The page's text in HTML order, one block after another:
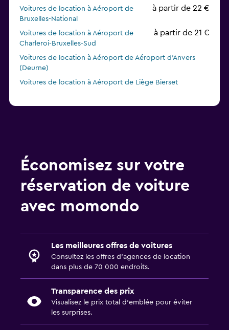
Voitures de location à Aéroport de
Bruxelles-National
à partir de 22 €
Voitures de location à Aéroport de
Charleroi-Bruxelles-Sud
à partir de 21 €
Voitures de location à Aéroport de Aéroport d'Anvers
(Deurne)
Voitures de location à Aéroport de Liège Bierset
Économisez sur votre
réservation de voiture
avec momondo
Les meilleures offres de voitures
Consultez les offres d’agences de location
dans plus de 70 000 endroits.
Transparence des prix
Visualisez le prix total d’emblée pour éviter
les surprises.